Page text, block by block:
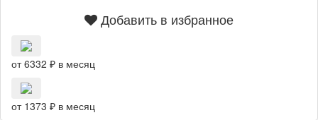
Добавить в избранное
от 6332 ₽ в месяц
от 1373 ₽ в месяц